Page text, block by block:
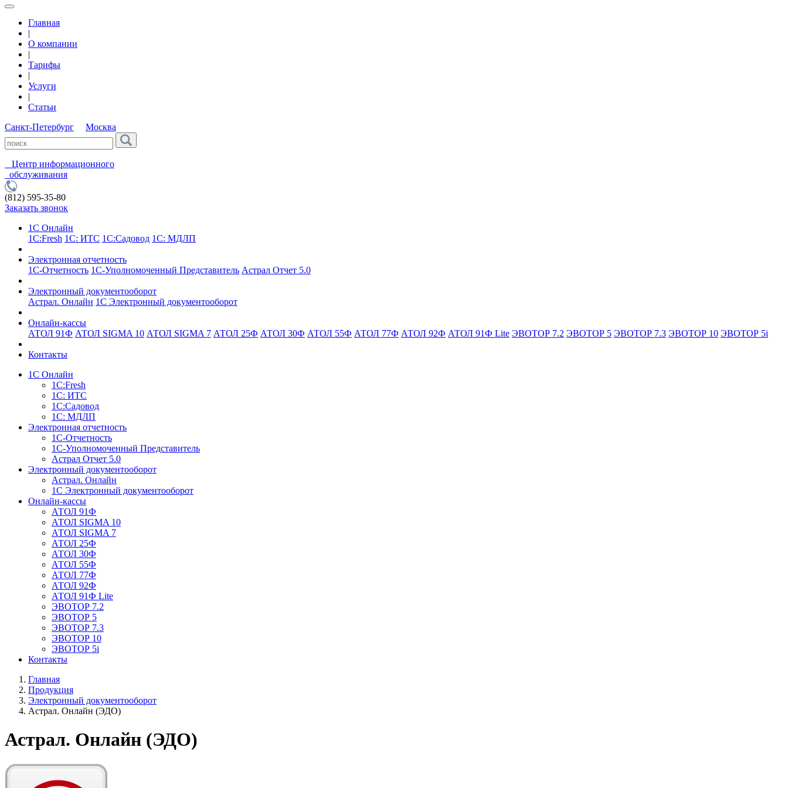
Главная
|
О компании
|
Тарифы
|
Услуги
|
Статьи
Санкт-Петербург
Москва
Центр информационного
обслуживания
(812) 595-35-80
Заказать звонок
1С Онлайн
1С:Fresh 1С: ИТС 1С:Садовод 1С: МДЛП
Электронная отчетность
1С-Отчетность 1С-Уполномоченный Представитель Астрал Отчет 5.0
Электронный документооборот
Астрал. Онлайн 1С Электронный документооборот
Онлайн-кассы
АТОЛ 91Ф АТОЛ SIGMA 10 АТОЛ SIGMA 7 АТОЛ 25Ф АТОЛ 30Ф АТОЛ 55Ф АТОЛ 77Ф АТОЛ 92Ф АТОЛ 91Ф Lite ЭВОТОР 7.2 ЭВОТОР 5 ЭВОТОР 7.3 ЭВОТОР 10 ЭВОТОР 5i
Контакты
1С Онлайн
1С:Fresh
1С: ИТС
1С:Садовод
1С: МДЛП
Электронная отчетность
1С-Отчетность
1С-Уполномоченный Представитель
Астрал Отчет 5.0
Электронный документооборот
Астрал. Онлайн
1С Электронный документооборот
Онлайн-кассы
АТОЛ 91Ф
АТОЛ SIGMA 10
АТОЛ SIGMA 7
АТОЛ 25Ф
АТОЛ 30Ф
АТОЛ 55Ф
АТОЛ 77Ф
АТОЛ 92Ф
АТОЛ 91Ф Lite
ЭВОТОР 7.2
ЭВОТОР 5
ЭВОТОР 7.3
ЭВОТОР 10
ЭВОТОР 5i
Контакты
Главная
Продукция
Электронный документооборот
Астрал. Онлайн (ЭДО)
Астрал. Онлайн (ЭДО)